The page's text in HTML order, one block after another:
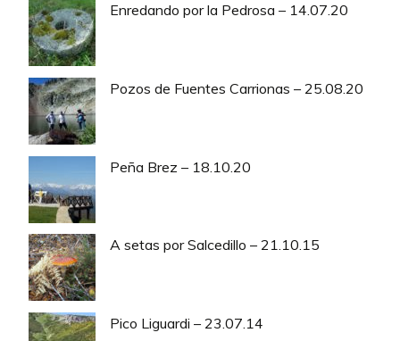
Enredando por la Pedrosa – 14.07.20
Pozos de Fuentes Carrionas – 25.08.20
Peña Brez – 18.10.20
A setas por Salcedillo – 21.10.15
Pico Liguardi – 23.07.14